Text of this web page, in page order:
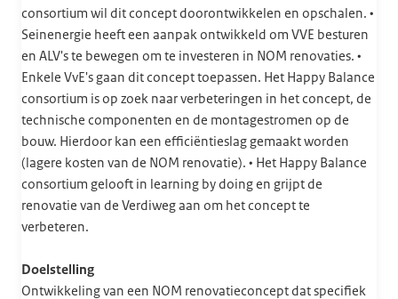
consortium wil dit concept doorontwikkelen en opschalen. •
Seinenergie heeft een aanpak ontwikkeld om VVE besturen
en ALV's te bewegen om te investeren in NOM renovaties. •
Enkele VvE's gaan dit concept toepassen. Het Happy Balance
consortium is op zoek naar verbeteringen in het concept, de
technische componenten en de montagestromen op de
bouw. Hierdoor kan een efficiëntieslag gemaakt worden
(lagere kosten van de NOM renovatie). • Het Happy Balance
consortium gelooft in learning by doing en grijpt de
renovatie van de Verdiweg aan om het concept te
verbeteren.
Doelstelling
Ontwikkeling van een NOM renovatieconcept dat specifiek